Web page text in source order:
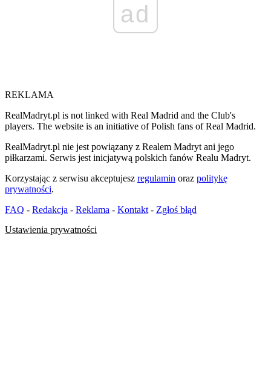
ad
REKLAMA
RealMadryt.pl is not linked with Real Madrid and the Club's
players. The website is an initiative of Polish fans of Real Madrid.
RealMadryt.pl nie jest powiązany z Realem Madryt ani jego
piłkarzami. Serwis jest inicjatywą polskich fanów Realu Madryt.
Korzystając z serwisu akceptujesz regulamin oraz politykę
prywatności.
FAQ - Redakcja - Reklama - Kontakt - Zgłoś błąd
Ustawienia prywatności